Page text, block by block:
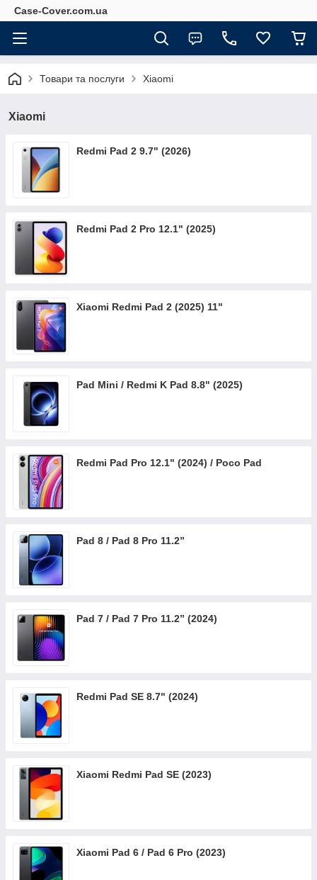
Case-Cover.com.ua
Товари та послуги Xiaomi
Xiaomi
Redmi Pad 2 9.7" (2026)
Redmi Pad 2 Pro 12.1" (2025)
Xiaomi Redmi Pad 2 (2025) 11"
Pad Mini / Redmi K Pad 8.8" (2025)
Redmi Pad Pro 12.1" (2024) / Poco Pad
Pad 8 / Pad 8 Pro 11.2”
Pad 7 / Pad 7 Pro 11.2” (2024)
Redmi Pad SE 8.7" (2024)
Xiaomi Redmi Pad SE (2023)
Xiaomi Pad 6 / Pad 6 Pro (2023)